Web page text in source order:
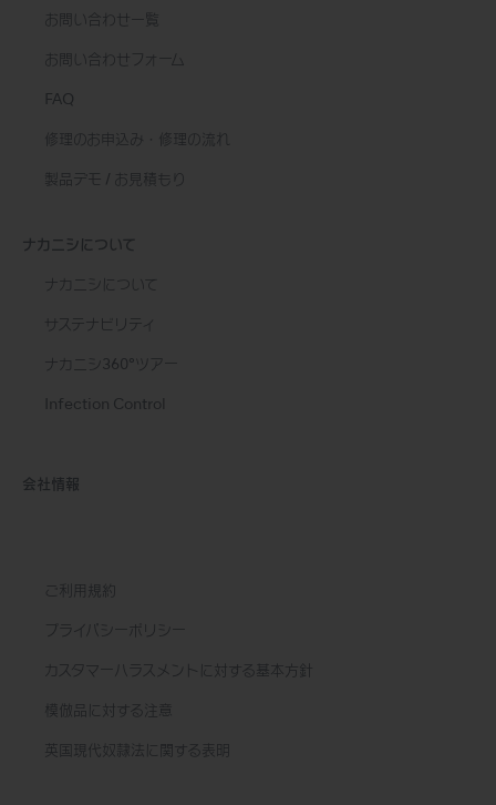
お問い合わせ一覧
お問い合わせフォーム
FAQ
修理のお申込み・修理の流れ
製品デモ / お見積もり
ナカニシについて
ナカニシについて
サステナビリティ
ナカニシ360°ツアー
Infection Control
会社情報
ご利用規約
プライバシーポリシー
カスタマーハラスメントに対する基本方針
模倣品に対する注意
英国現代奴隷法に関する表明